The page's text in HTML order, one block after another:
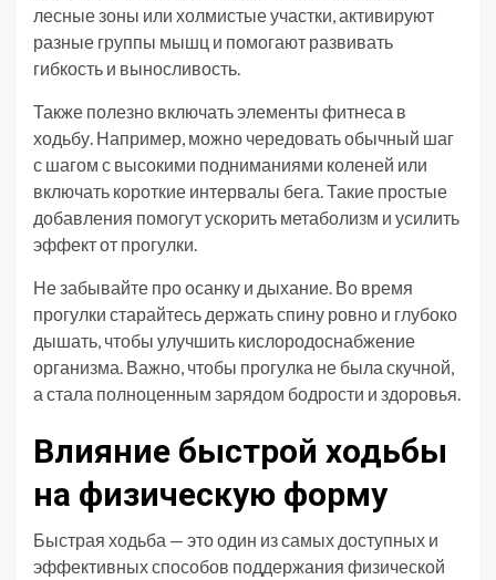
лесные зоны или холмистые участки, активируют
разные группы мышц и помогают развивать
гибкость и выносливость.
Также полезно включать элементы фитнеса в
ходьбу. Например, можно чередовать обычный шаг
с шагом с высокими подниманиями коленей или
включать короткие интервалы бега. Такие простые
добавления помогут ускорить метаболизм и усилить
эффект от прогулки.
Не забывайте про осанку и дыхание. Во время
прогулки старайтесь держать спину ровно и глубоко
дышать, чтобы улучшить кислородоснабжение
организма. Важно, чтобы прогулка не была скучной,
а стала полноценным зарядом бодрости и здоровья.
Влияние быстрой ходьбы
на физическую форму
Быстрая ходьба — это один из самых доступных и
эффективных способов поддержания физической